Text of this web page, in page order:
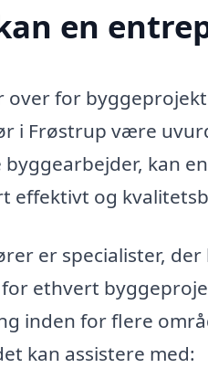
en
over for
i Frøstrup være
kan
effektivt og
er specialister,
for ethvert
inden for flere
kan assistere med: